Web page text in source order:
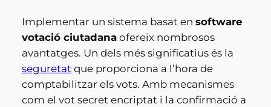
Implementar un sistema basat en software
votació ciutadanaofereix nombrosos
avantatges. Un dels més significatius és la
seguretatque proporciona a l’hora de
comptabilitzar els vots. Amb mecanismes
com el vot secret encriptat i la confirmació a